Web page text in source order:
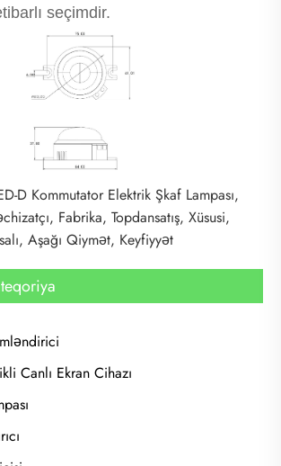
seçimdir.
D Kommutator Elektrik Şkaf Lampası,
Fabrika, Topdansatış, Xüsusi,
Aşağı Qiymət, Keyfiyyət
Canlı Ekran Cihazı